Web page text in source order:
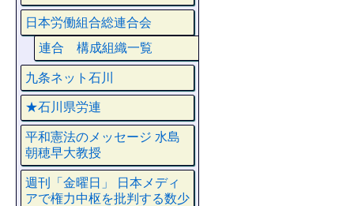
日本労働組合総連合会
連合 構成組織一覧
九条ネット石川
★石川県労連
平和憲法のメッセージ 水島
朝穂早大教授
週刊「金曜日」 日本メディ
アで権力中枢を批判する数少